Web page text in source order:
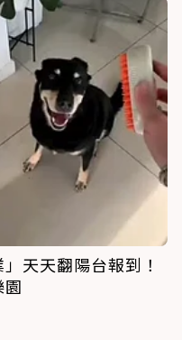
天天翻陽台報到！